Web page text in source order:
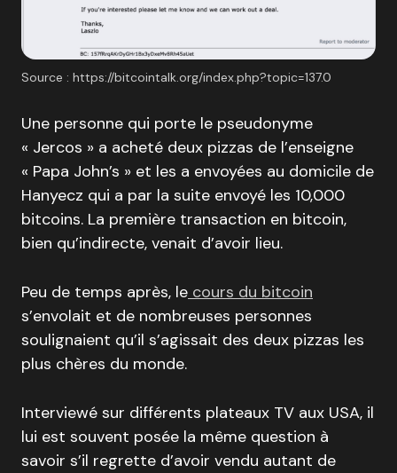
Source : https://bitcointalk.org/index.php?topic=137.0
Une personne qui porte le pseudonyme
« Jercos » a acheté deux pizzas de l’enseigne
« Papa John’s » et les a envoyées au domicile de
Hanyecz qui a par la suite envoyé les 10,000
bitcoins. La première transaction en bitcoin,
bien qu’indirecte, venait d’avoir lieu.
Peu de temps après, le cours du bitcoin
s’envolait et de nombreuses personnes
soulignaient qu’il s’agissait des deux pizzas les
plus chères du monde.
Interviewé sur différents plateaux TV aux USA, il
lui est souvent posée la même question à
savoir s’il regrette d’avoir vendu autant de